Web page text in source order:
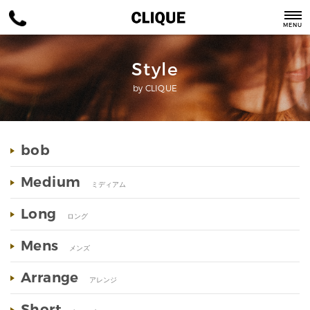
MENU
Style
by CLIQUE
bob
Medium
ミディアム
Long ロング
Mens メンズ
Arrange アレンジ